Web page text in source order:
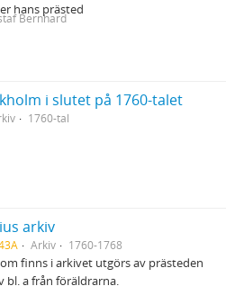
hans prästed
Bernhard
i slutet på 1760-talet
1760-tal
arkiv
Arkiv 1760-1768
finns i arkivet utgörs av prästeden
bl. a från föräldrarna.